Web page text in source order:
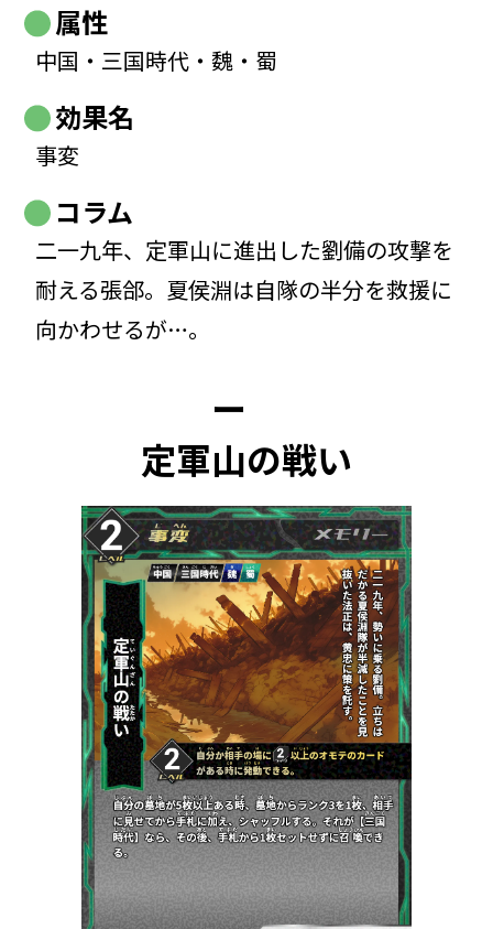
属性
中国・三国時代・魏・蜀
効果名
事変
コラム
二一九年、定軍山に進出した劉備の攻撃を
耐える張郃。夏侯淵は自隊の半分を救援に
向かわせるが…。
ー
定軍山の戦い